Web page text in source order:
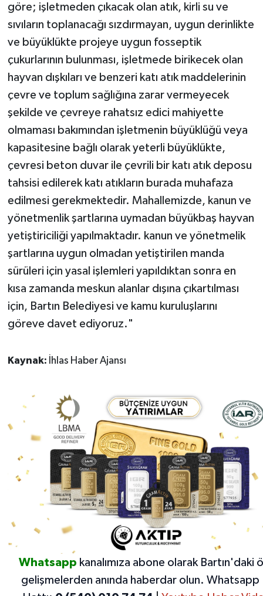
göre; işletmeden çıkacak olan atık, kirli su ve
sıvıların toplanacağı sızdırmayan, uygun derinlikte
ve büyüklükte projeye uygun fosseptik
çukurlarının bulunması, işletmede birikecek olan
hayvan dışkıları ve benzeri katı atık maddelerinin
çevre ve toplum sağlığına zarar vermeyecek
şekilde ve çevreye rahatsız edici mahiyette
olmaması bakımından işletmenin büyüklüğü veya
kapasitesine bağlı olarak yeterli büyüklükte,
çevresi beton duvar ile çevrili bir katı atık deposu
tahsisi edilerek katı atıkların burada muhafaza
edilmesi gerekmektedir. Mahallemizde, kanun ve
yönetmenlik şartlarına uymadan büyükbaş hayvan
yetiştiriciliği yapılmaktadır. kanun ve yönetmelik
şartlarına uygun olmadan yetiştirilen manda
sürüleri için yasal işlemleri yapıldıktan sonra en
kısa zamanda meskun alanlar dışına çıkartılması
için, Bartın Belediyesi ve kamu kuruluşlarını
göreve davet ediyoruz."
Kaynak: İhlas Haber Ajansı
Whatsapp kanalımıza abone olarak Bartın'daki
gelişmelerden anında haberdar olun. Whatsapp